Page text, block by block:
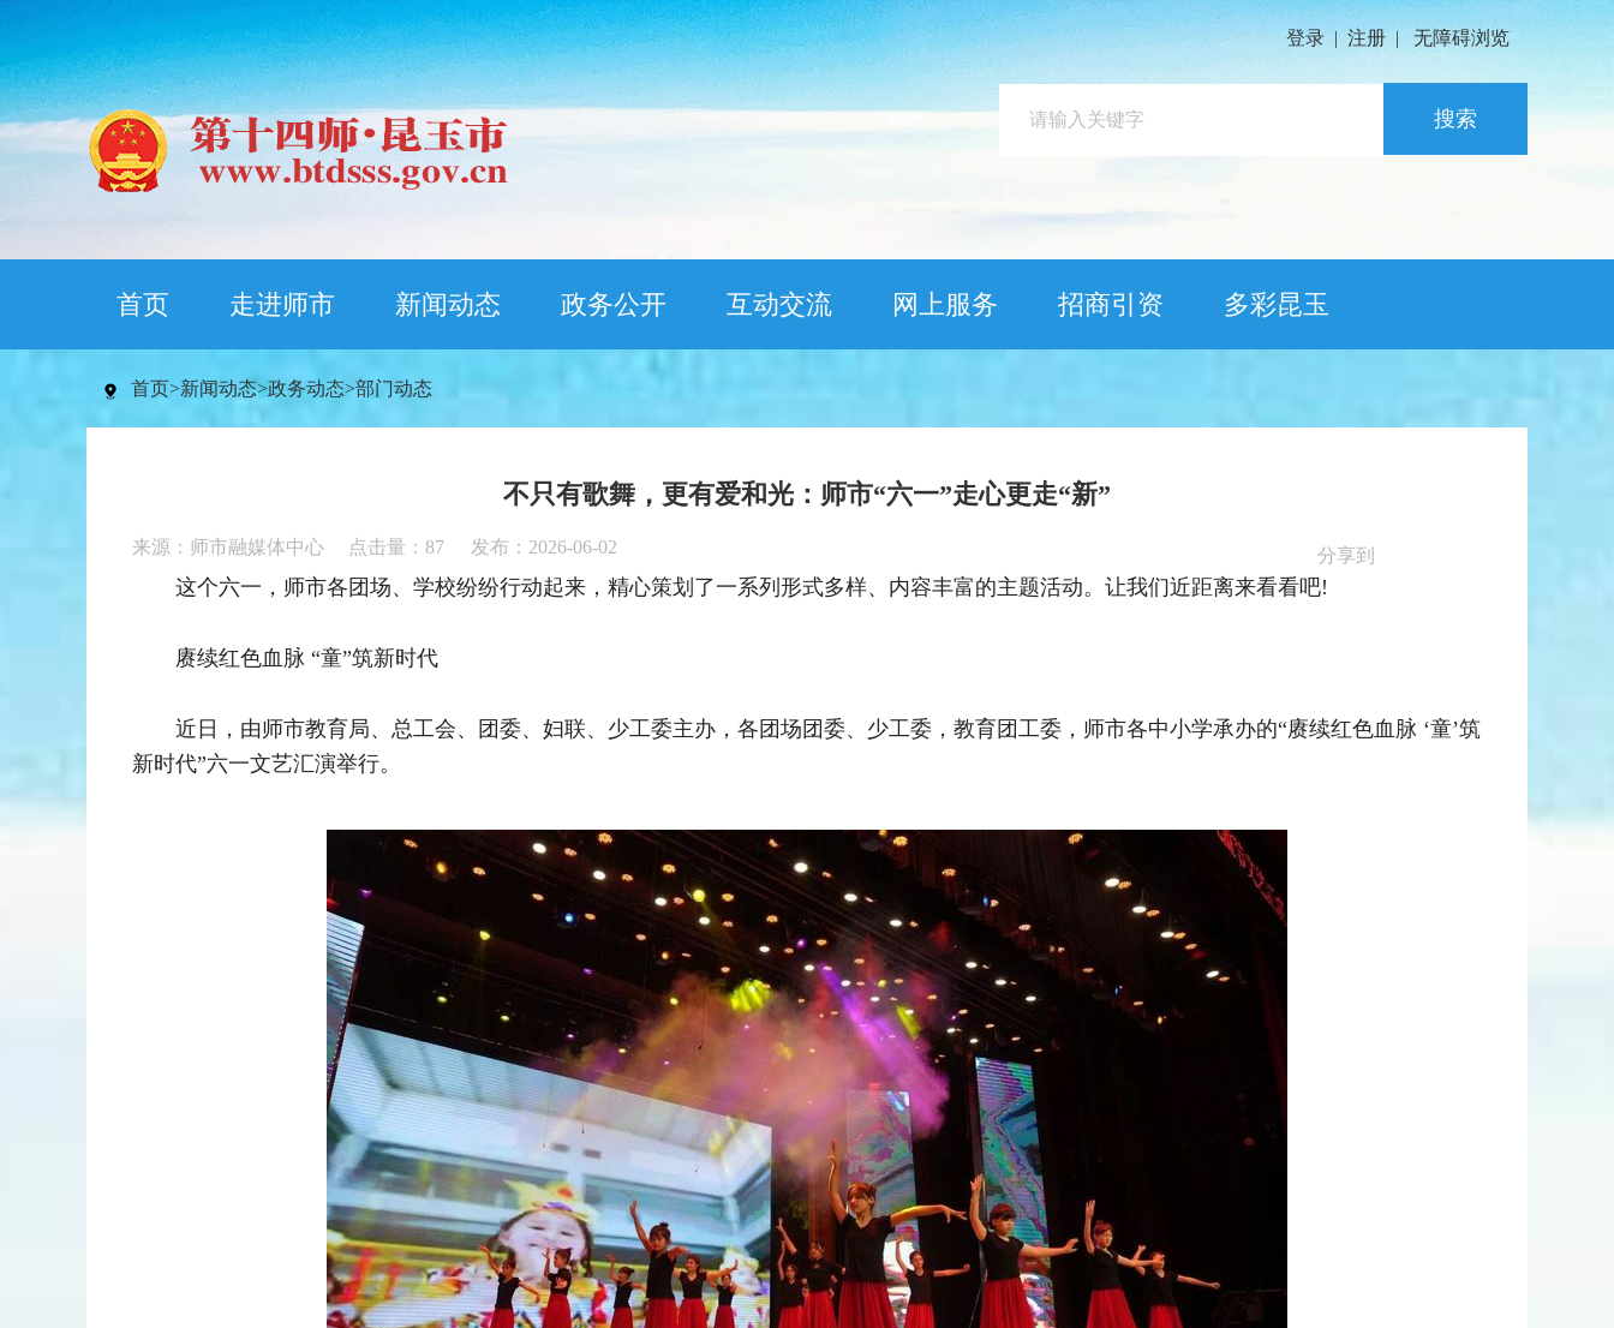
登录 | 注册 | 无障碍浏览
搜索
首页 走进师市 新闻动态 政务公开 互动交流 网上服务 招商引资 多彩昆玉
首页>新闻动态>政务动态>部门动态
不只有歌舞，更有爱和光：师市“六一”走心更走“新”
来源：师市融媒体中心 点击量： 87 发布：2026-06-02 分享到
这个六一，师市各团场、学校纷纷行动起来，精心策划了一系列形式多样、内容丰富的主题活动。让我们近距离来看看吧!
赓续红色血脉 “童”筑新时代
近日，由师市教育局、总工会、团委、妇联、少工委主办，各团场团委、少工委，教育团工委，师市各中小学承办的“赓续红色血脉 ‘童’筑
新时代”六一文艺汇演举行。